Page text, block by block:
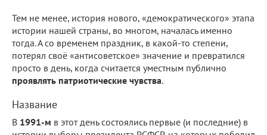
Тем не менее, история нового, «демократического» этапа
истории нашей страны, во многом, началась именно
тогда. А со временем праздник, в какой-то степени,
потерял своё «антисоветское» значение и превратился
просто в день, когда считается уместным публично
проявлять патриотические чувства.
Название
В 1991-м в этот день состоялись первые (и последние) в